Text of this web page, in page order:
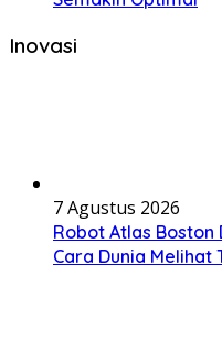
Inovasi
7 Agustus 2026
Robot Atlas Boston
Cara Dunia Melihat